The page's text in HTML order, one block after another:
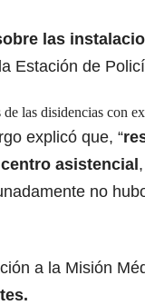
las
Estación de
las disidencias con
explicó que, “
asistencial
no
a la Misión